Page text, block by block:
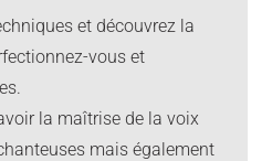
et découvrez la
vous et
la maîtrise de la voix
mais également